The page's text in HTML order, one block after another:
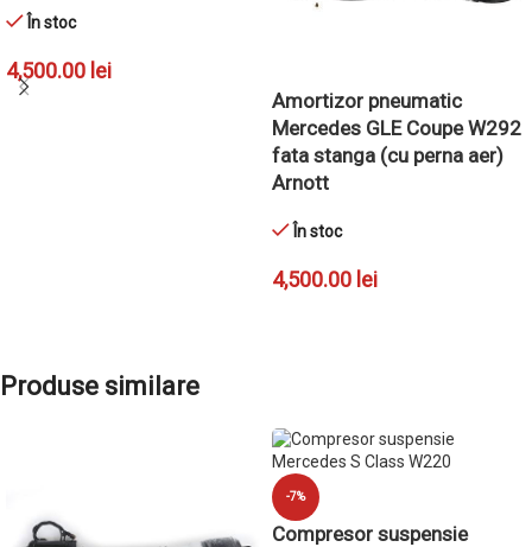
În stoc
4,500.00 lei
Amortizor pneumatic
Mercedes GLE Coupe W292
fata stanga (cu perna aer)
Arnott
În stoc
4,500.00 lei
Produse similare
-7%
Compresor suspensie